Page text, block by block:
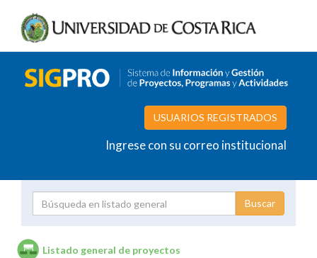
USUARIOS REGISTRADOS
Ingrese con su correo institucional
Listado general de proyectos